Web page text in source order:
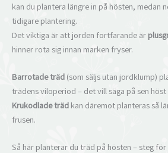
kan du plantera längre in på hösten, medan
tidigare plantering.
Det viktiga är att jorden fortfarande är
hinner rota sig innan marken fryser.
Barrotade träd (som säljs utan jordklump)
trädens viloperiod – det vill säga på sen
Krukodlade träd kan däremot planteras så
frusen.
Så här planterar du träd på hösten – steg för